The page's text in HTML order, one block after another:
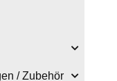
/ Zubehör